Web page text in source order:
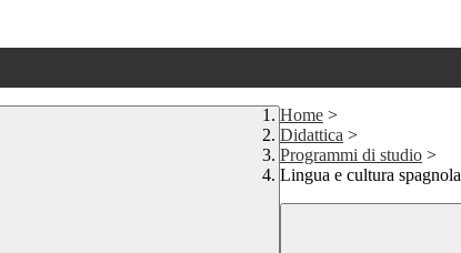
Home >
Didattica >
Programmi di studio >
Lingua e cultura spagnola